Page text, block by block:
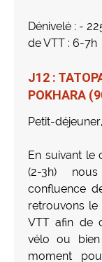
Dénivelé : -
de VTT : 6-7h
J12 :
POKHARA
Petit-
En suivant le
(2-3h)
confluence
retrouvons le
VTT afin de
vélo ou
moment